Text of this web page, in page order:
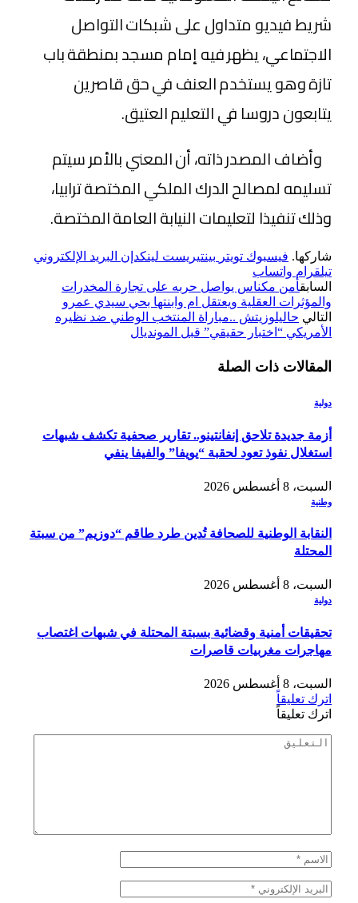
شريط فيديو متداول على شبكات التواصل
الاجتماعي، يظهر فيه إمام مسجد بمنطقة باب
تازة وهو يستخدم العنف في حق قاصرين
يتابعون دروسا في التعليم العتيق.
وأضاف المصدر ذاته، أن المعني بالأمر سيتم
تسليمه لمصالح الدرك الملكي المختصة ترابيا،
وذلك تنفيذا لتعليمات النيابة العامة المختصة.
شاركها. فيسبوك تويتر بينتيريست لينكدإن البريد الإلكتروني
تيلقرام واتساب
السابقأمن مكناس يواصل حربه على تجارة المخدرات
والمؤثرات العقلية ويعتقل ام وابنتها بحي سيدي عمرو
التالي حاليلوزيتش ..مباراة المنتخب الوطني ضد نظيره
الأمريكي “اختبار حقيقي” قبل المونديال
المقالات ذات الصلة
دولية
أزمة جديدة تلاحق إنفانتينو.. تقارير صحفية تكشف شبهات
استغلال نفوذ تعود لحقبة “يويفا” والفيفا ينفي
السبت، 8 أغسطس 2026
وطنية
النقابة الوطنية للصحافة تُدين طرد طاقم “دوزيم” من سبتة
المحتلة
السبت، 8 أغسطس 2026
دولية
تحقيقات أمنية وقضائية بسبتة المحتلة في شبهات اغتصاب
مهاجرات مغربيات قاصرات
السبت، 8 أغسطس 2026
اترك تعليقاً
اترك تعليقاً